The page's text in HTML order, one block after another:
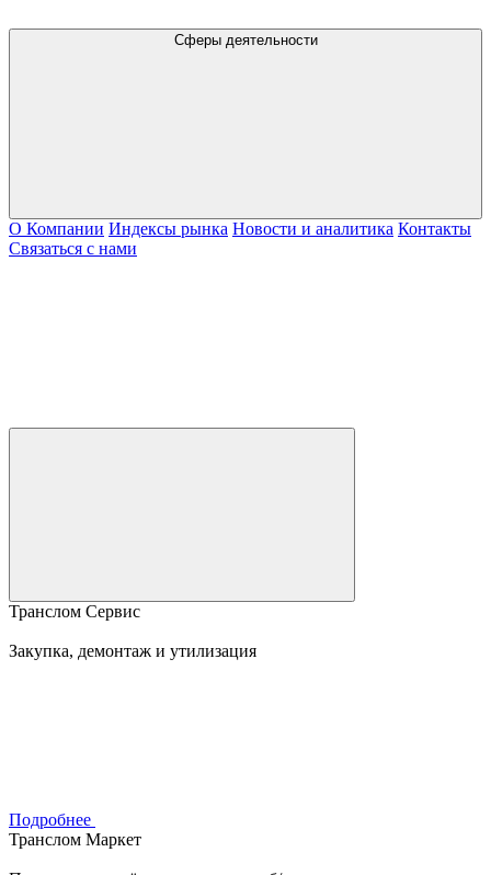
Сферы деятельности
О Компании Индексы рынка Новости и аналитика Контакты
Связаться с нами
Транслом Сервис
Закупка, демонтаж и утилизация
Подробнее
Транслом Маркет